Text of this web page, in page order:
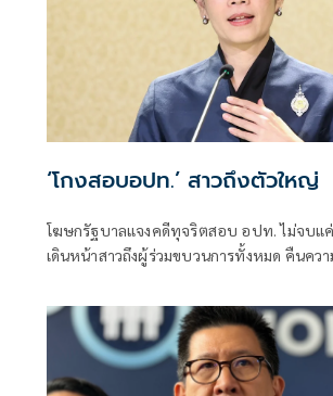
‘โกงสอบอปท.’ สาวถึงตัวใหญ่
โฆษกรัฐบาลแจงคดีทุจริตสอบ อปท. ไม่จบ
เดินหน้าสาวถึงผู้ร่วมขบวนการทั้งหมด คืนคว
ประชาชนต่อระบบการสอบเข้ารับราชการทุ